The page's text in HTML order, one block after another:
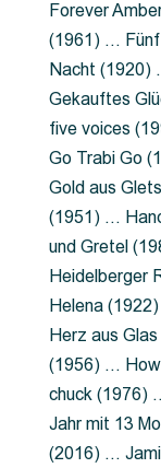
Forever
(1961) …
Nacht (1920)
Gekauftes
five voices
Go Trabi Go
Gold aus
(1951) …
und Gretel
Heidelberger
Helena
Herz aus
(1956) … How
chuck (1976)
Jahr mit 13
(2016) …